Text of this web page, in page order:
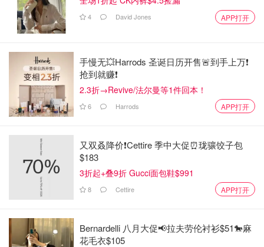
4 David Jones APP打开
手慢无💥Harrods 圣诞日历开售🚨到手上万❗️
抢到就赚❗️
2.3折→Revive/法尔曼等1件回本！
6 Harrods APP打开
又双叒降价❗️Cettire 季中大促⏰珑骧饺子包
$183
3折起+叠9折 Gucci面包鞋$991
8 Cettire APP打开
Bernardelli 八月大促📢拉夫劳伦衬衫$51🐎麻
花毛衣$105